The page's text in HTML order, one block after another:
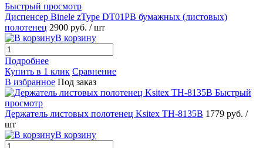
Быстрый просмотр
Диспенсер Binele zType DT01PB бумажных (листовых)
полотенец 2900 руб. / шт
В корзину
Подробнее
Купить в 1 клик Сравнение
В избранное Под заказ
Быстрый
просмотр
Держатель листовых полотенец Ksitex TH-8135B 1779 руб. /
шт
В корзину